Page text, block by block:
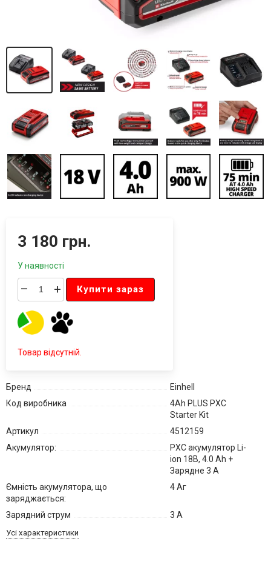
3 180 грн.
У наявності
– + Купити зараз
Товар відсутній.
Бренд
Einhell
Код виробника
4Ah PLUS PXC
Starter Kit
Артикул
4512159
Акумулятор:
PXC акумулятор Li-
ion 18В, 4.0 Ah +
Зарядне 3 А
Ємність акумулятора, що
заряджається:
4 Аг
Зарядний струм 3 A
Усі характеристики